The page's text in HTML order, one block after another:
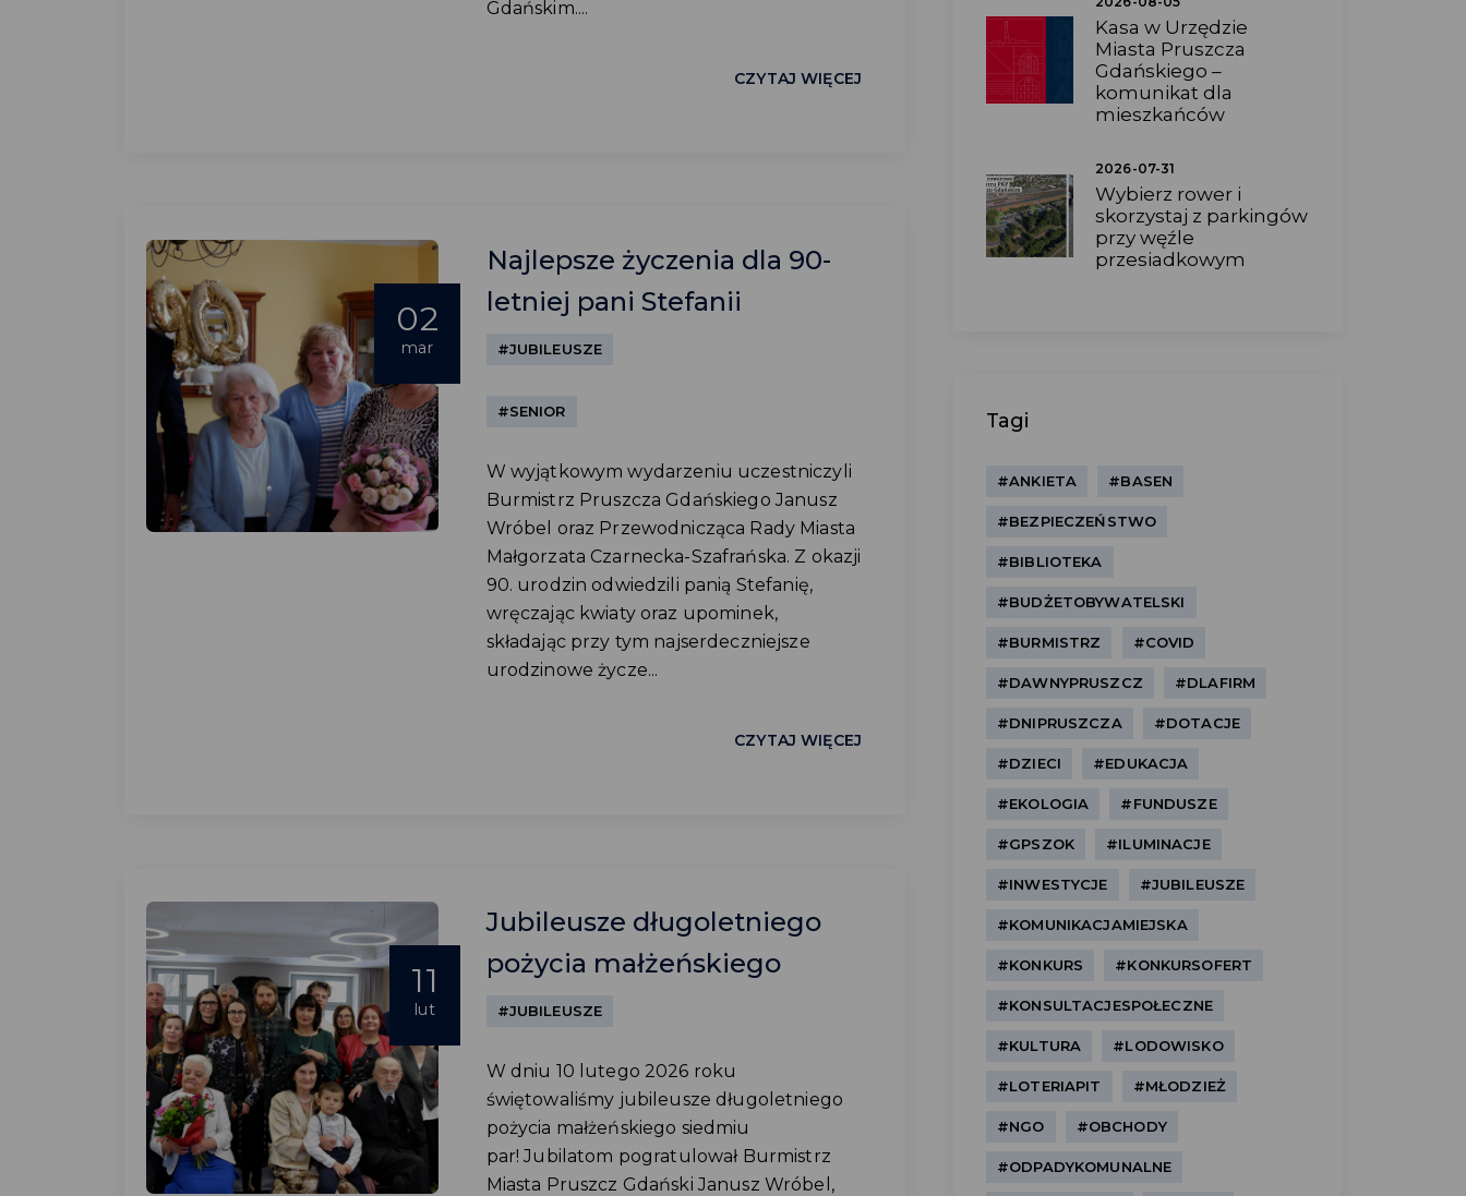
Gdańskim....
CZYTAJ WIĘCEJ
02
mar
Najlepsze życzenia dla 90-
letniej pani Stefanii
#JUBILEUSZE
#SENIOR
W wyjątkowym wydarzeniu uczestniczyli
Burmistrz Pruszcza Gdańskiego Janusz
Wróbel oraz Przewodnicząca Rady Miasta
Małgorzata Czarnecka-Szafrańska. Z okazji
90. urodzin odwiedzili panią Stefanię,
wręczając kwiaty oraz upominek,
składając przy tym najserdeczniejsze
urodzinowe życze...
CZYTAJ WIĘCEJ
11
lut
Jubileusze długoletniego
pożycia małżeńskiego
#JUBILEUSZE
W dniu 10 lutego 2026 roku
świętowaliśmy jubileusze długoletniego
pożycia małżeńskiego siedmiu
par! Jubilatom pogratulował Burmistrz
Miasta Pruszcz Gdański Janusz Wróbel,
Kasa w Urzędzie
Miasta Pruszcza
Gdańskiego –
komunikat dla
mieszkańców
2026-07-31
Wybierz rower i
skorzystaj z parkingów
przy węźle
przesiadkowym
Tagi
#ANKIETA #BASEN
#BEZPIECZEŃSTWO
#BIBLIOTEKA
#BUDŻETOBYWATELSKI
#BURMISTRZ #COVID
#DAWNYPRUSZCZ #DLAFIRM
#DNIPRUSZCZA #DOTACJE
#DZIECI #EDUKACJA
#EKOLOGIA #FUNDUSZE
#GPSZOK #ILUMINACJE
#INWESTYCJE #JUBILEUSZE
#KOMUNIKACJAMIEJSKA
#KONKURS #KONKURSOFERT
#KONSULTACJESPOŁECZNE
#KULTURA #LODOWISKO
#LOTERIAPIT #MŁODZIEŻ
#NGO #OBCHODY
#ODPADYKOMUNALNE